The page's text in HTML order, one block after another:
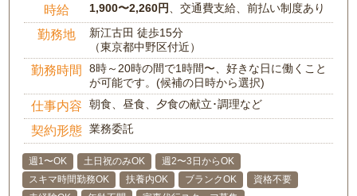
時給 1,900〜2,260円、交通費支給、前払い制度あり
勤務地
新江古田 徒歩15分
（東京都中野区付近）
勤務時間
8時～20時の間で1時間〜、好きな日に働くこと
が可能です。(候補の日時から選択)
仕事内容 朝食、昼食、夕食の献立･調理など
契約形態 業務委託
週1〜OK 土日祝のみOK
週2〜3日からOK
スキマ時間勤務OK
扶養内OK ブランクOK
資格不要